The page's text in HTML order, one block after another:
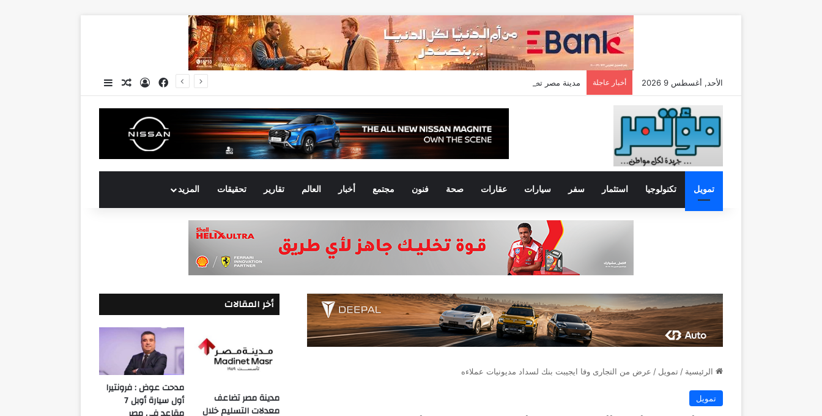
الأحد, أغسطس 9 2026 أخبار عاجلة مدينة مصر تضاعف معدلات التسليم خلال النصف الأول من 2026 وتسجل مبيعات جديدة بقيمة 28.4 مليار جنيه فيسبوكتسجيل الدخول
مقال عشوائي
إضافة عمود جانبي
تمويل تكنولوجيا استثمار سفر سيارات عقارات صحة فنون مجتمع أخبار العالم تقارير تحقيقات المزيد
الرئيسية / تمويل / عرض من التجارى وفا ايجيبت بنك لسداد مديونيات عملاءه
تمويل
أخر المقالات
مدينة مصر تضاعف
معدلات التسليم خلال
مدحت عوض : فرونتيرا
أول سيارة أوبل 7